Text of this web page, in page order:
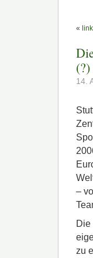
«
(?)
14.
–
Die
zu